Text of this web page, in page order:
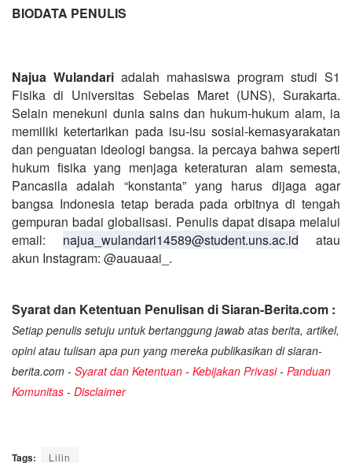
BIODATA PENULIS
Najua Wulandari adalah mahasiswa program studi S1
Fisika di Universitas Sebelas Maret (UNS), Surakarta.
Selain menekuni dunia sains dan hukum-hukum alam, ia
memiliki ketertarikan pada isu-isu sosial-kemasyarakatan
dan penguatan ideologi bangsa. Ia percaya bahwa seperti
hukum fisika yang menjaga keteraturan alam semesta,
Pancasila adalah “konstanta” yang harus dijaga agar
bangsa Indonesia tetap berada pada orbitnya di tengah
gempuran badai globalisasi. Penulis dapat disapa melalui
email: najua_wulandari14589@student.uns.ac.id atau
akun Instagram: @auauaai_.
Syarat dan Ketentuan Penulisan di Siaran-Berita.com :
Setiap penulis setuju untuk bertanggung jawab atas berita, artikel,
opini atau tulisan apa pun yang mereka publikasikan di siaran-
berita.com - Syarat dan Ketentuan - Kebijakan Privasi- Panduan
Komunitas - Disclaimer
Tags: Lilin